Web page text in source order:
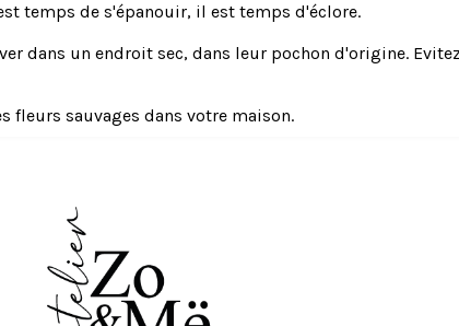
temps de s'épanouir, il est temps d'éclore.
dans un endroit sec, dans leur pochon d'origine.
fleurs sauvages dans votre maison.